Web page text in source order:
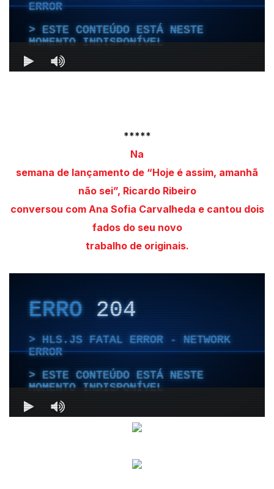
*****
Na
semana de lançamento de “Hoje é assim, amanhã
não sei”, Ricardo Ribeiro
conversou com Ana Sofia Carvalheda e cantou dois
fados do seu novo
trabalho de originais.